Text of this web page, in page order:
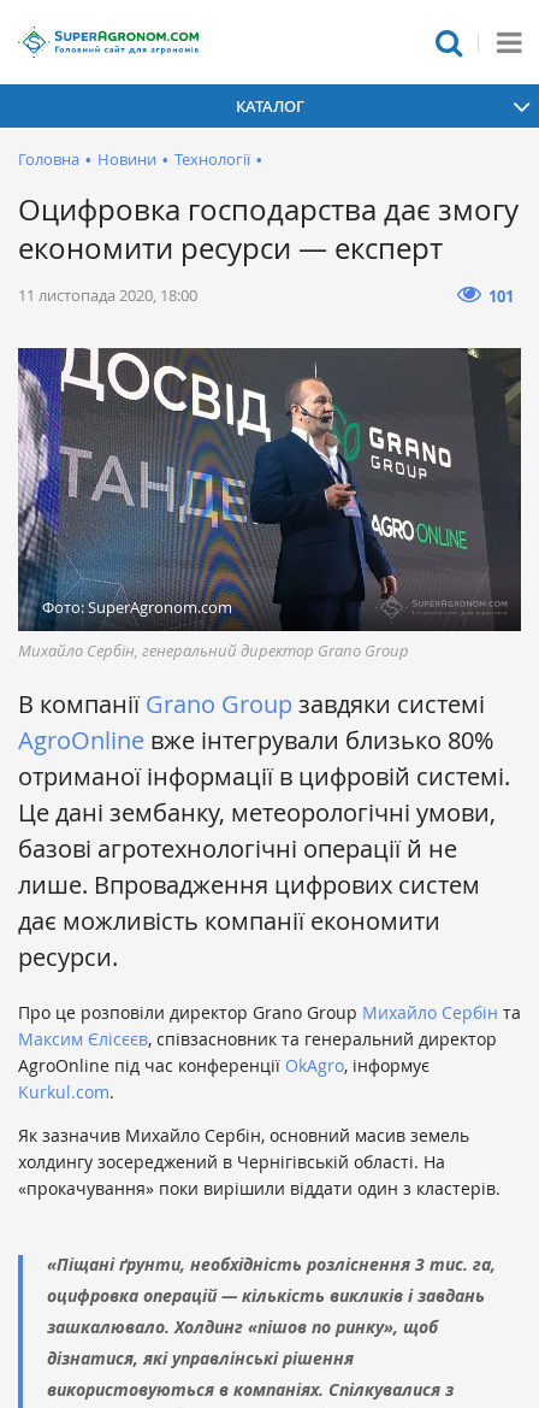
КАТАЛОГ
Головна • Новини • Технології •
Оцифровка господарства дає змогу
економити ресурси — експерт
11 листопада 2020, 18:00 101
Фото: SuperAgronom.com
Михайло Сербін, генеральний директор Grano Group
В компаніїGrano Group завдяки системі
AgroOnline вже інтегрували близько 80%
отриманої інформації в цифровій системі.
Це дані зембанку, метеорологічні умови,
базові агротехнологічні операції й не
лише. Впровадження цифрових систем
дає можливість компанії економити
ресурси.
Про це розповіли директор Grano Group Михайло Сербін та
Максим Єлісєєв, співзасновник та генеральний директор
AgroOnline під час конференції OkAgro, інформує
Kurkul.com.
Як зазначив Михайло Сербін, основний масив земель
холдингу зосереджений в Чернігівській області. На
«прокачування» поки вирішили віддати один з кластерів.
«Піщані ґрунти, необхідність розліснення 3 тис. га,
оцифровка операцій — кількість викликів і завдань
зашкалювало. Холдинг «пішов по ринку», щоб
дізнатися, які управлінські рішення
використовуються в компаніях. Спілкувалися з